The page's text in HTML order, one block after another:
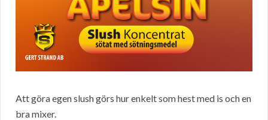
Att göra egen slush görs hur enkelt som hest med is och en
bra mixer.